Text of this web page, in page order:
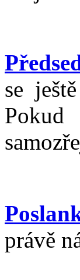
se
Pokud
právě